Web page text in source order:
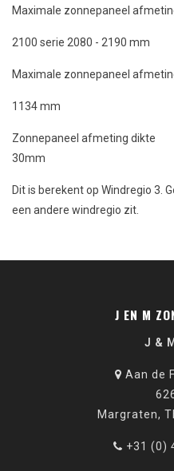
Maximale zonnepaneel
2100 serie 2080 - 2190 mm
Maximale zonnepaneel
1134 mm
Zonnepaneel afmeting dikte
30mm
Dit is berekent op Windregio 3.
een andere windregio zit.
J EN M
J &
Aan de
Margraten,
+31 (0)